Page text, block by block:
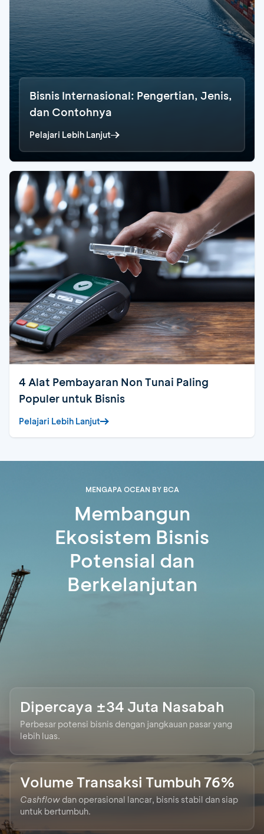
Bisnis Internasional: Pengertian, Jenis,
dan Contohnya
Pelajari Lebih Lanjut
4 Alat Pembayaran Non Tunai Paling
Populer untuk Bisnis
Pelajari Lebih Lanjut
MENGAPA OCEAN BY BCA
Membangun
Ekosistem Bisnis
Potensial dan
Berkelanjutan
Dipercaya ±34 Juta Nasabah
Perbesar potensi bisnis dengan jangkauan pasar yang
lebih luas.
Volume Transaksi Tumbuh 76%
Cashflowdan operasional lancar, bisnis stabil dan siap
untuk bertumbuh.